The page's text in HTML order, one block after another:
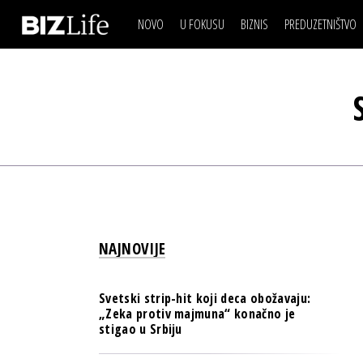
NOVO U FOKUSU BIZNIS
ESG & ENERGY
PULS REGIONA
PREDUZETNIŠTVO
IZJAVA DANABIZNIS SCENA
NOVO NA RAFU
NAJNOVIJE
Svetski strip-hit koji deca obožavaju:
„Zeka protiv majmuna“ konačno je
stigao u Srbiju